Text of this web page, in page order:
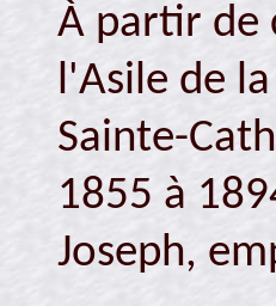
À partir de
l'Asile de
Sainte-
1855 à
Joseph,